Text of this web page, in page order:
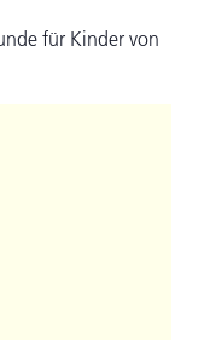
für Kinder von